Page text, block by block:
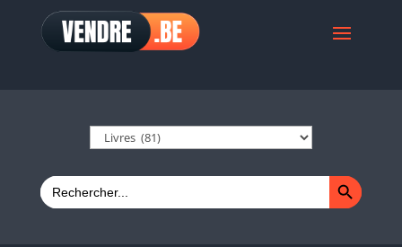
Search
for:
Search Button